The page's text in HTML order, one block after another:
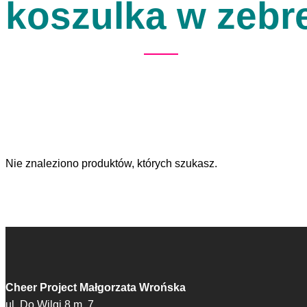
koszulka w
Nie znaleziono produktów, których szukasz.
Cheer Project Małgorzata Wrońska
ul. Do Wilgi 8 m. 7